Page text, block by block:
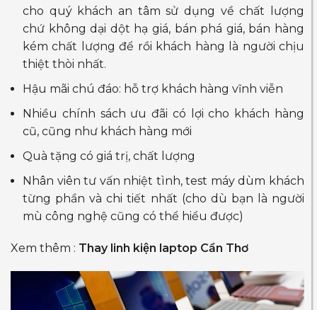
cho quý khách an tâm sử dụng về chất lượng
chứ không dại dột hạ giá, bán phá giá, bán hàng
kém chất lượng để rồi khách hàng là người chịu
thiệt thòi nhất.
Hậu mãi chú đáo: hỗ trợ khách hàng vĩnh viễn
Nhiều chính sách ưu đãi có lợi cho khách hàng
cũ, cũng như khách hàng mới
Quà tặng có giá trị, chất lượng
Nhân viên tư vấn nhiệt tình, test máy dùm khách
từng phần và chi tiết nhất (cho dù bạn là người
mù công nghệ cũng có thể hiểu được)
Xem thêm : Thay linh kiện laptop Cần Thơ